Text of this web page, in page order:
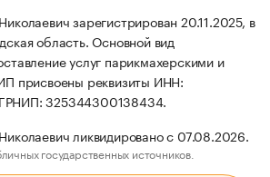
зарегистрирован 20.11.2025, в
область. Основной вид
услуг парикмахерскими и
присвоены реквизиты ИНН:
325344300138434.
ликвидировано с 07.08.2026.
государственных источников.